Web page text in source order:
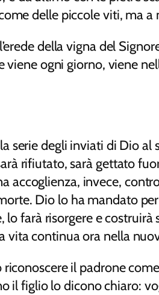
delle piccole viti, ma
della vigna del
ogni giorno, viene
serie degli inviati di Dio al
rifiutato, sarà gettato
accoglienza, invece,
Dio lo ha mandato
lo farà risorgere e
vita continua ora nella
il padrone
il figlio lo dicono chiaro: